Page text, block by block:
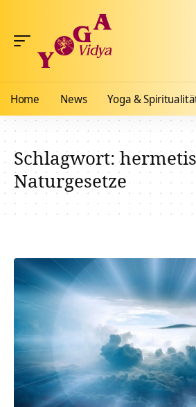
Home News Yoga &
Schlagwort:
Naturgesetze